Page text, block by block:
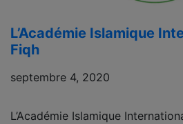
L’Académie Islamique
Fiqh
septembre 4, 2020
L’Académie Islamique